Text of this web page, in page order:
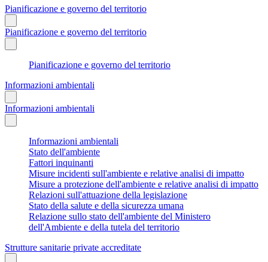
Pianificazione e governo del territorio
Pianificazione e governo del territorio
Pianificazione e governo del territorio
Informazioni ambientali
Informazioni ambientali
Informazioni ambientali
Stato dell'ambiente
Fattori inquinanti
Misure incidenti sull'ambiente e relative analisi di impatto
Misure a protezione dell'ambiente e relative analisi di impatto
Relazioni sull'attuazione della legislazione
Stato della salute e della sicurezza umana
Relazione sullo stato dell'ambiente del Ministero
dell'Ambiente e della tutela del territorio
Strutture sanitarie private accreditate